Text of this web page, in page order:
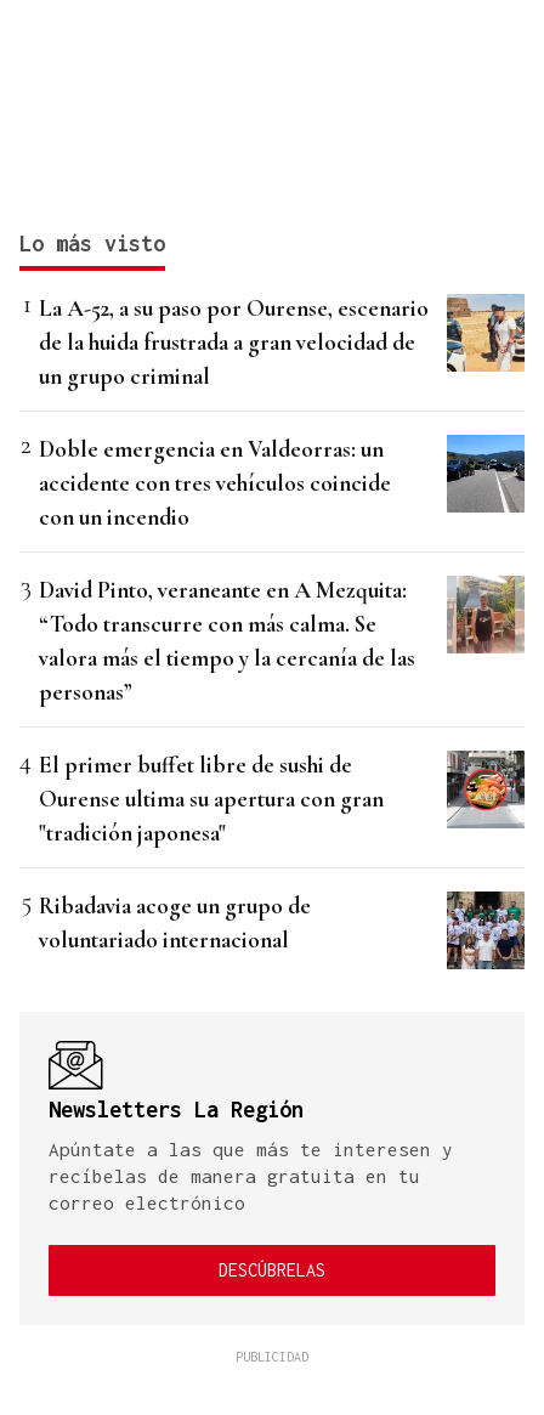
Lo más visto
La A-52, a su paso por Ourense, escenario
de la huida frustrada a gran velocidad de
un grupo criminal
Doble emergencia en Valdeorras: un
accidente con tres vehículos coincide
con un incendio
David Pinto, veraneante en A Mezquita:
“Todo transcurre con más calma. Se
valora más el tiempo y la cercanía de las
personas”
El primer buffet libre de sushi de
Ourense ultima su apertura con gran
"tradición japonesa"
Ribadavia acoge un grupo de
voluntariado internacional
Newsletters La Región
Apúntate a las que más te interesen y
recíbelas de manera gratuita en tu
correo electrónico
DESCÚBRELAS